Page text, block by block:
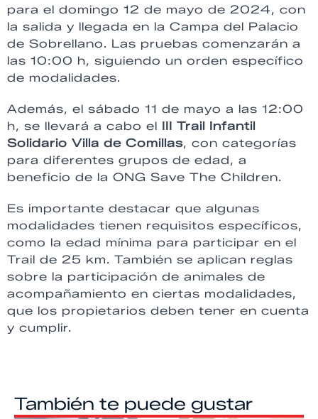
para el domingo 12 de mayo de 2024, con
la salida y llegada en la Campa del Palacio
de Sobrellano. Las pruebas comenzarán a
las 10:00 h, siguiendo un orden específico
de modalidades.
Además, el sábado 11 de mayo a las 12:00
h, se llevará a cabo el III Trail Infantil
Solidario Villa de Comillas, con categorías
para diferentes grupos de edad, a
beneficio de la ONG Save The Children.
Es importante destacar que algunas
modalidades tienen requisitos específicos,
como la edad mínima para participar en el
Trail de 25 km. También se aplican reglas
sobre la participación de animales de
acompañamiento en ciertas modalidades,
que los propietarios deben tener en cuenta
y cumplir.
También te puede gustar